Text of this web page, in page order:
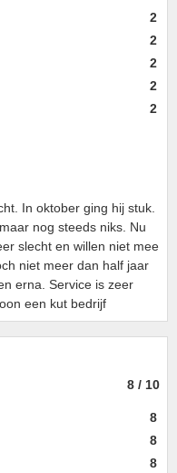
2
2
2
2
2
In oktober ging hij stuk.
nog steeds niks. Nu
slecht en willen niet mee
niet meer dan half jaar
erna. Service is zeer
een kut bedrijf
8 / 10
8
8
8